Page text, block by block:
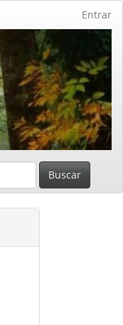
Entrar
Buscar